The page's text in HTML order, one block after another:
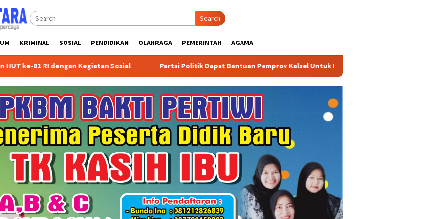
Search
KRIMINAL SOSIAL PENDIDIKAN OLAHRAGA PEMERINTAH AGAMA
Sosial Partai Politik Dapat Bantuan Pemprov Kalsel Untuk Memperkuat Kelembagaan dan Peningkatan Demokrasi